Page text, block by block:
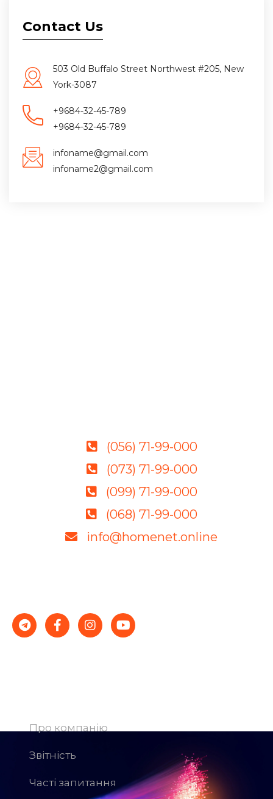
Contact Us
503 Old Buffalo Street Northwest #205, New
York-3087
+9684-32-45-789
+9684-32-45-789
infoname@gmail.com
infoname2@gmail.com
(056) 71-99-000
(073) 71-99-000
(099) 71-99-000
(068) 71-99-000
info@homenet.online
Про компанію
Звітність
Часті запитання